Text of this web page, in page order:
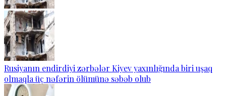
Rusiyanın endirdiyi zərbələr Kiyev yaxınlığında biri uşaq
olmaqla üç nəfərin ölümünə səbəb olub